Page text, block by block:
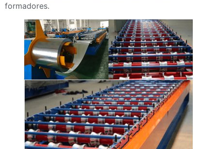
formadores.